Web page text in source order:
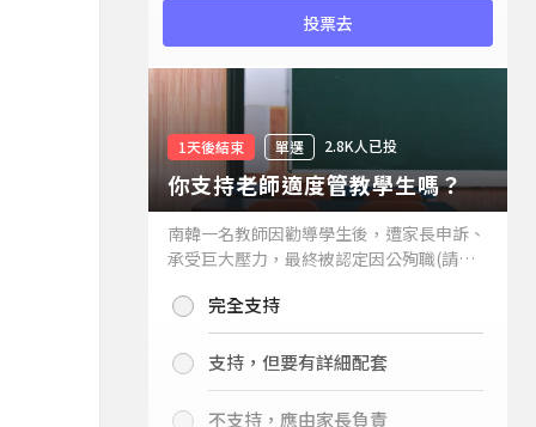
投票去
1天後結束 單選 2.8K人已投
你支持老師適度管教學生嗎？
南韓一名教師因勸導學生後，遭家長申訴、
承受巨大壓力，最終被認定因公殉職(請見
你支持老師適度管教學生嗎？
完全支持
支持，但要有詳細配套
不支持，應由家長負責